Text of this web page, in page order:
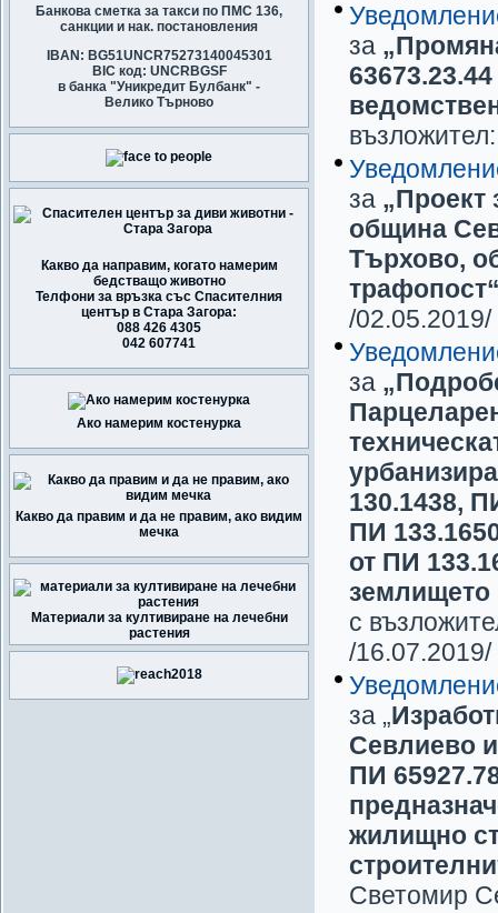
Банкова сметка за такси по ПМС 136,
санкции и нак. постановления
IBAN: BG51UNCR75273140045301
BIC код: UNCRBGSF
в банка "Уникредит Булбанк" -
Велико Търново
Какво да направим, когато намерим
бедстващо животно
Телфони за връзка със Спасителния
център в Стара Загора:
088 426 4305
042 607741
Ако намерим костенурка
Какво да правим и да не правим, ако видим
мечка
Материали за култивиране на лечебни
растения
за
за „Проект
община
Търхово,
/02.05.2019/
за
130.1438,
ПИ
от ПИ
землището
с
/16.07.2019/
за „
Севлиево
ПИ
жилищно
Светомир